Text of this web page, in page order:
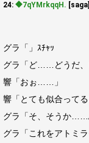
24: ◆7qYMrkqqH. [saga]
グラ「」ｽﾁｬｯ
グラ「ど……どうだ、
響「おぉ……」
響「とても似合って
グラ「そ、そうか……
グラ「これをアトミ